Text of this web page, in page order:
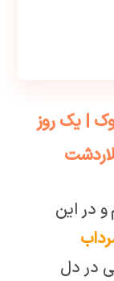
| یک روز
در این
در دل